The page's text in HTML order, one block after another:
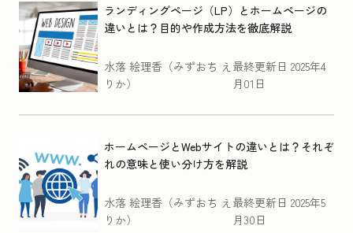
ランディングページ（LP）とホームページの
違いとは？目的や作成方法を徹底解説
水落 絵理香（みずおち え
りか）
最終更新日 2025年4
月01日
ホームページとWebサイトの違いとは？それぞ
れの意味と使い分け方を解説
水落 絵理香（みずおち え
りか）
最終更新日 2025年5
月30日